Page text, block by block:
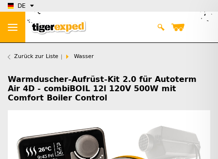
DE
Zurück zur Liste Wasser
Warmduscher-Aufrüst-Kit 2.0 für Autoterm
Air 4D - combiBOIL 12l 120V 500W mit
Comfort Boiler Control